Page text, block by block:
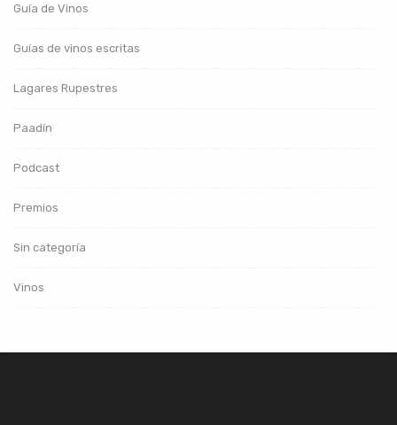
Guía de Vinos
Guías de vinos escritas
Lagares Rupestres
Paadín
Podcast
Premios
Sin categoría
Vinos